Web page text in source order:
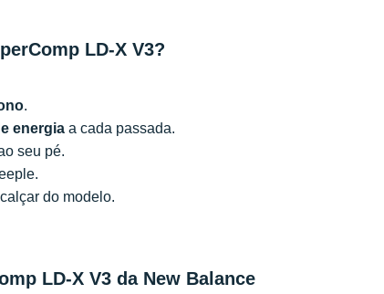
LD-X V3?
.
energia a cada passada.
seu pé.
do modelo.
LD-X V3 da New Balance